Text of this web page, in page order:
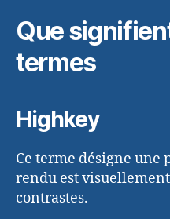
Que
termes
Highkey
Ce terme désigne une
rendu est
contrastes.